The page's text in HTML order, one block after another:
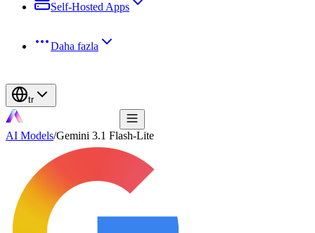
Self-Hosted Apps
Daha fazla
tr
AI Models/Gemini 3.1 Flash-Lite